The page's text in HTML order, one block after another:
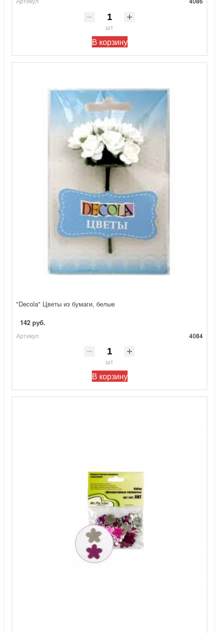
шт
В корзину
"Decola" Цветы из бумаги, белые
142 руб.
Артикул 4084
шт
В корзину